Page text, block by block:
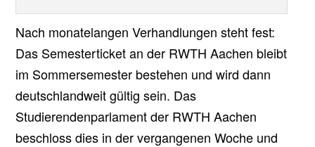
Nach monatelangen Verhandlungen steht fest:
Das Semesterticket an der RWTH Aachen bleibt
im Sommersemester bestehen und wird dann
deutschlandweit gültig sein. Das
Studierendenparlament der RWTH Aachen
beschloss dies in der vergangenen Woche und